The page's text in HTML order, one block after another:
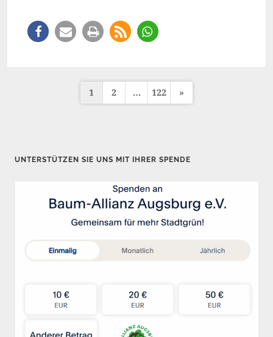
t
n
n
r
1 2 … 122 »
UNTERSTÜTZEN SIE UNS MIT IHRER SPENDE